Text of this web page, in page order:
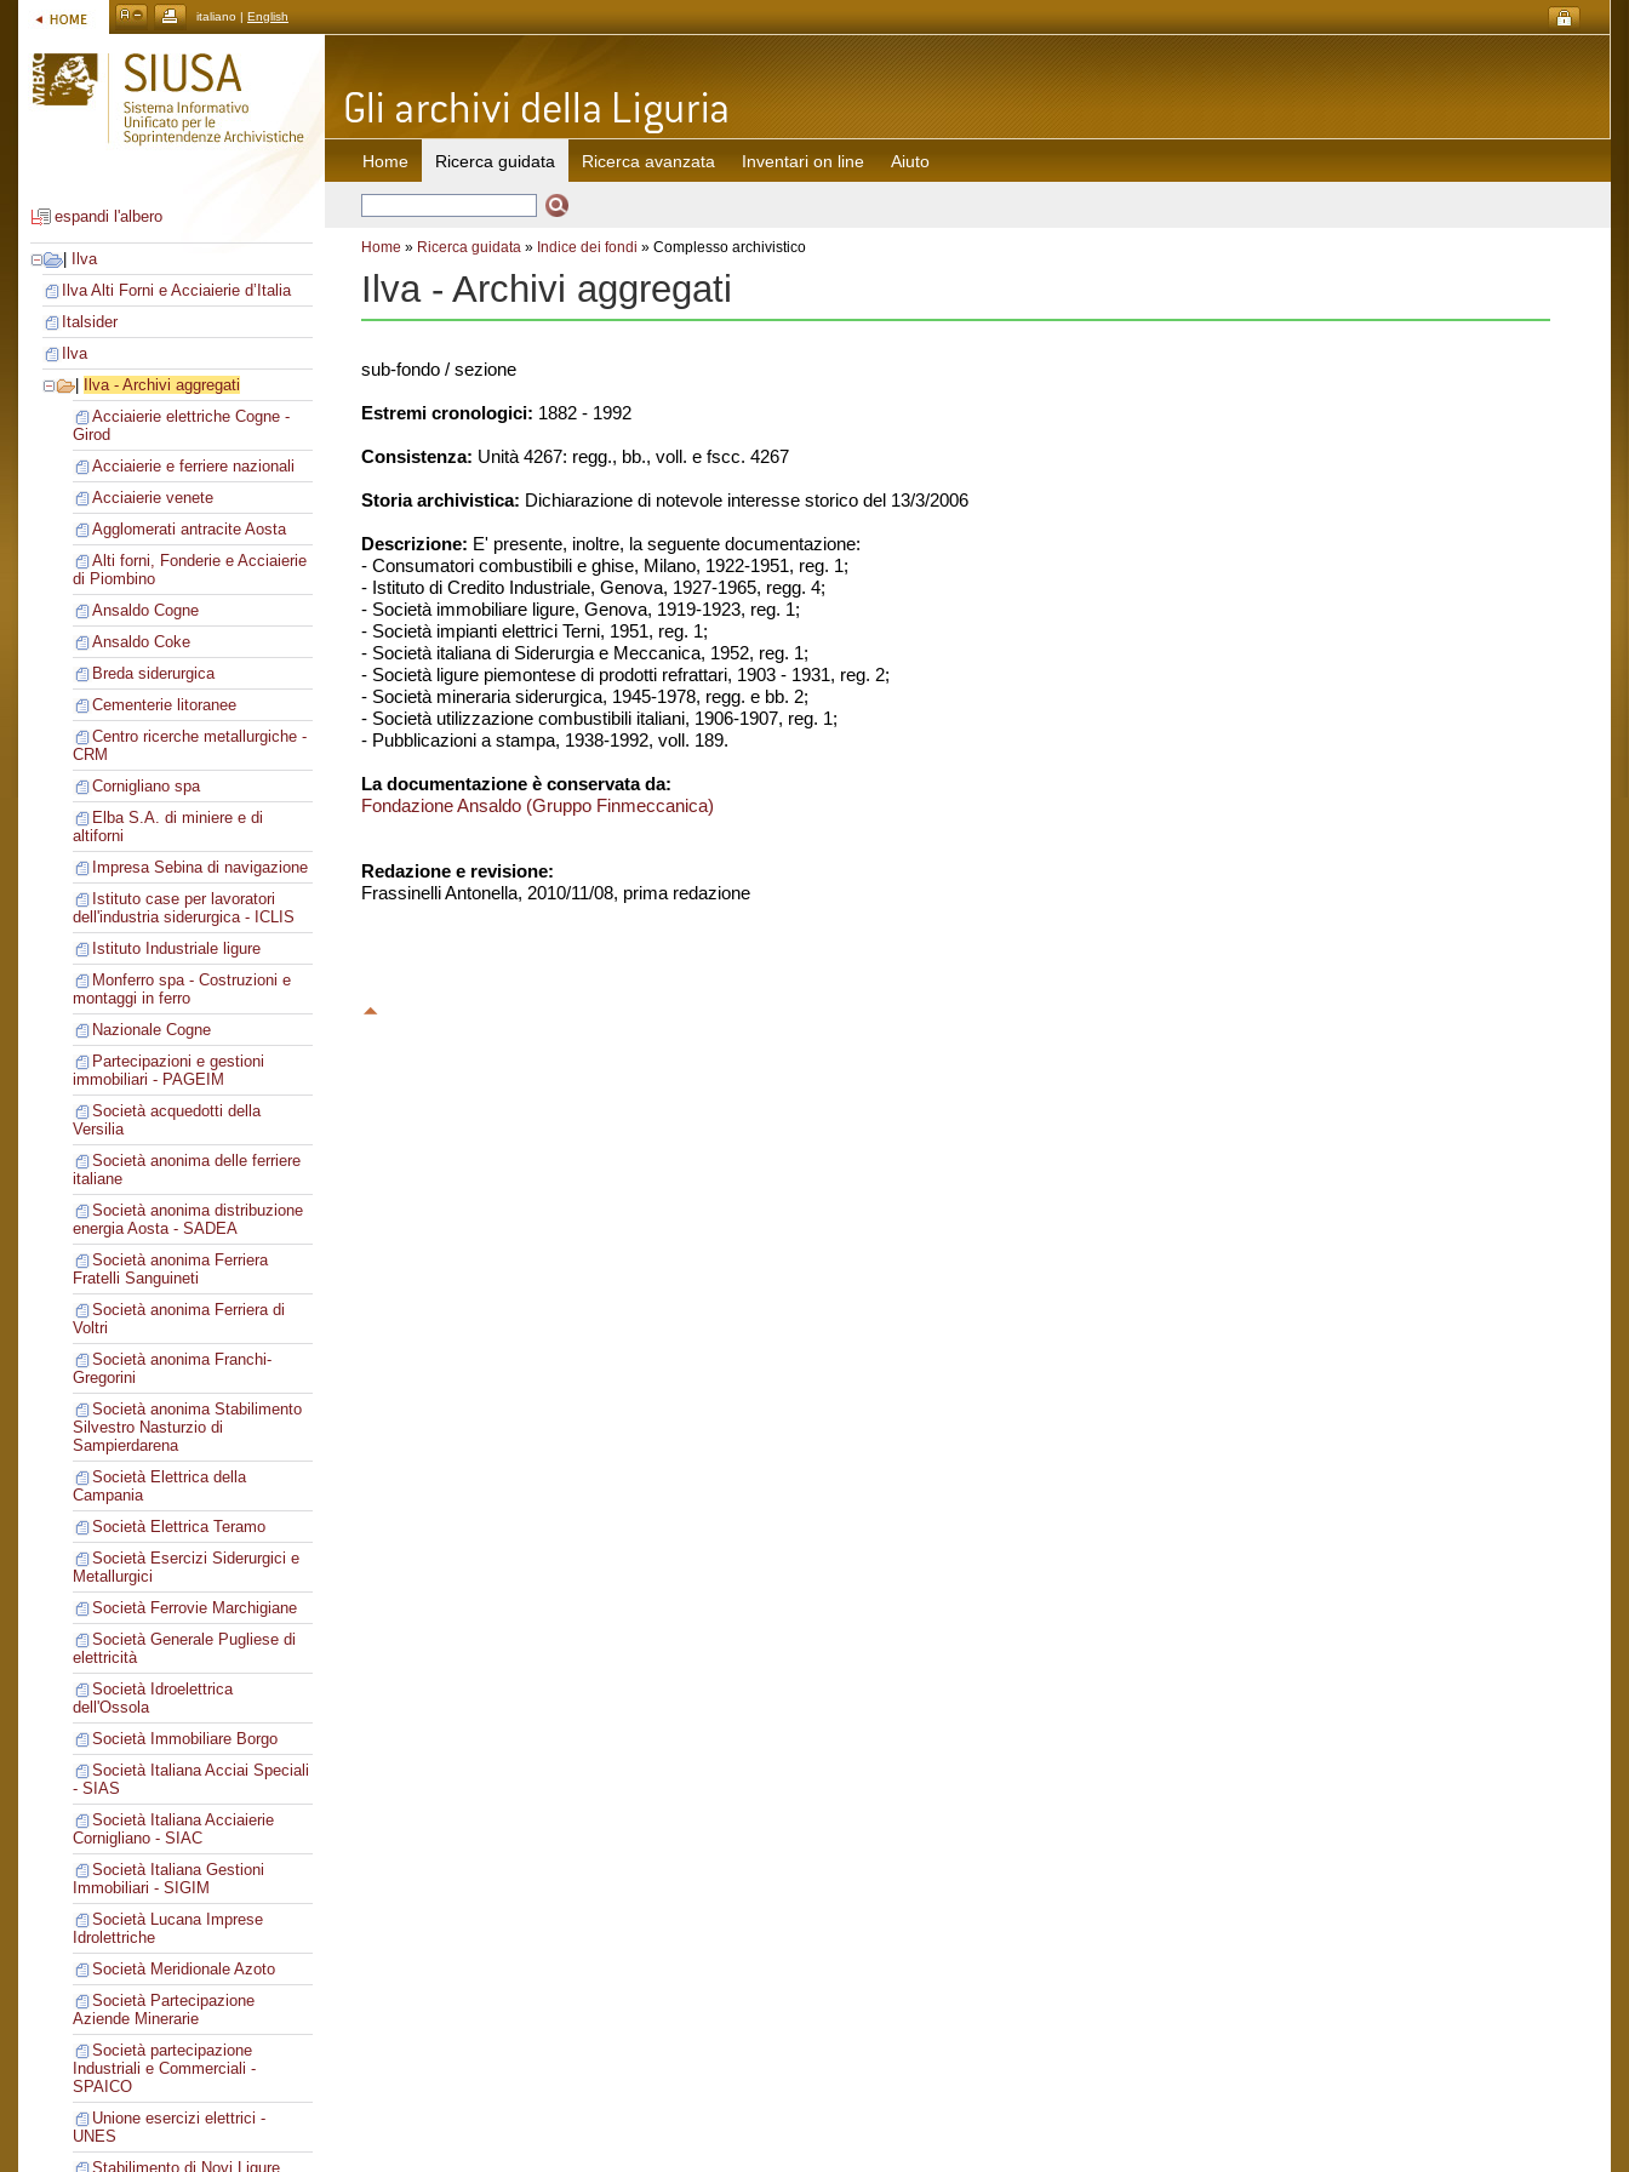
italiano | English
espandi l'albero
Ilva
Ilva Alti Forni e Acciaierie d’Italia
Italsider
Ilva
Ilva - Archivi aggregati
Acciaierie elettriche Cogne -
Girod
Acciaierie e ferriere nazionali
Acciaierie venete
Agglomerati antracite Aosta
Alti forni, Fonderie e Acciaierie
di Piombino
Ansaldo Cogne
Ansaldo Coke
Breda siderurgica
Cementerie litoranee
Centro ricerche metallurgiche -
CRM
Cornigliano spa
Elba S.A. di miniere e di
altiforni
Impresa Sebina di navigazione
Istituto case per lavoratori
dell'industria siderurgica - ICLIS
Istituto Industriale ligure
Monferro spa - Costruzioni e
montaggi in ferro
Nazionale Cogne
Partecipazioni e gestioni
immobiliari - PAGEIM
Società acquedotti della
Versilia
Società anonima delle ferriere
italiane
Società anonima distribuzione
energia Aosta - SADEA
Società anonima Ferriera
Fratelli Sanguineti
Società anonima Ferriera di
Voltri
Società anonima Franchi-
Gregorini
Società anonima Stabilimento
Silvestro Nasturzio di
Sampierdarena
Società Elettrica della
Campania
Società Elettrica Teramo
Società Esercizi Siderurgici e
Metallurgici
Società Ferrovie Marchigiane
Società Generale Pugliese di
elettricità
Società Idroelettrica
dell'Ossola
Società Immobiliare Borgo
Società Italiana Acciai Speciali
- SIAS
Società Italiana Acciaierie
Cornigliano - SIAC
Società Italiana Gestioni
Immobiliari - SIGIM
Società Lucana Imprese
Idrolettriche
Società Meridionale Azoto
Società Partecipazione
Aziende Minerarie
Società partecipazione
Industriali e Commerciali -
SPAICO
Unione esercizi elettrici -
UNES
Stabilimento di Novi Ligure
Home Ricerca guidata Ricerca avanzata Inventari on line Aiuto
Home » Ricerca guidata » Indice dei fondi » Complesso archivistico
Ilva - Archivi aggregati
sub-fondo / sezione
Estremi cronologici: 1882 - 1992
Consistenza: Unità 4267: regg., bb., voll. e fscc. 4267
Storia archivistica: Dichiarazione di notevole interesse storico del 13/3/2006
Descrizione: E' presente, inoltre, la seguente documentazione:
- Consumatori combustibili e ghise, Milano, 1922-1951, reg. 1;
- Istituto di Credito Industriale, Genova, 1927-1965, regg. 4;
- Società immobiliare ligure, Genova, 1919-1923, reg. 1;
- Società impianti elettrici Terni, 1951, reg. 1;
- Società italiana di Siderurgia e Meccanica, 1952, reg. 1;
- Società ligure piemontese di prodotti refrattari, 1903 - 1931, reg. 2;
- Società mineraria siderurgica, 1945-1978, regg. e bb. 2;
- Società utilizzazione combustibili italiani, 1906-1907, reg. 1;
- Pubblicazioni a stampa, 1938-1992, voll. 189.
La documentazione è conservata da:
Fondazione Ansaldo (Gruppo Finmeccanica)
Redazione e revisione:
Frassinelli Antonella, 2010/11/08, prima redazione